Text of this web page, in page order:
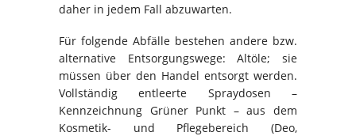
daher in jedem Fall abzuwarten.
Für folgende Abfälle bestehen andere bzw.
alternative Entsorgungswege: Altöle; sie
müssen über den Handel entsorgt werden.
Vollständig entleerte Spraydosen –
Kennzeichnung Grüner Punkt – aus dem
Kosmetik- und Pflegebereich (Deo,